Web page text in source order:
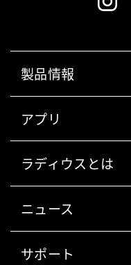
製品情報
アプリ
ラディウスとは
ニュース
サポート